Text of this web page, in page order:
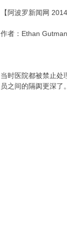
【阿波罗新闻网
作者：Ethan
当时医院都被禁止处
员之间的隔阂更深了。